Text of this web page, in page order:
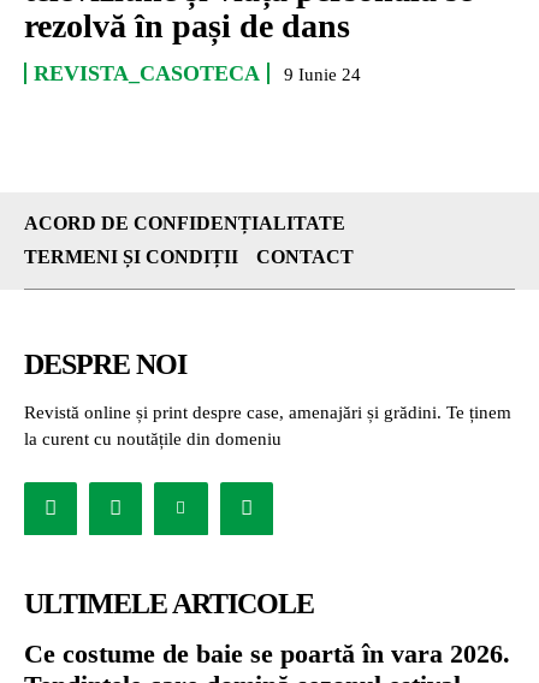
rezolvă în pași de dans
REVISTA_CASOTECA 9 Iunie 24
ACORD DE CONFIDENȚIALITATE
TERMENI ȘI CONDIȚII
CONTACT
DESPRE NOI
Revistă online și print despre case, amenajări și grădini. Te ținem
la curent cu noutățile din domeniu
ULTIMELE ARTICOLE
Ce costume de baie se poartă în vara 2026.